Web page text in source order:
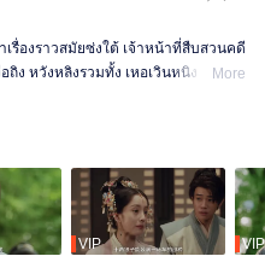
เรื่องราวสมัยซ่งใต้ เจ้าหน้าที่สืบสวนคดี
ง หวังหลิงรวมทั้ง เหอเวินหนิง ทั้งสี่คน
More
VIP VIP